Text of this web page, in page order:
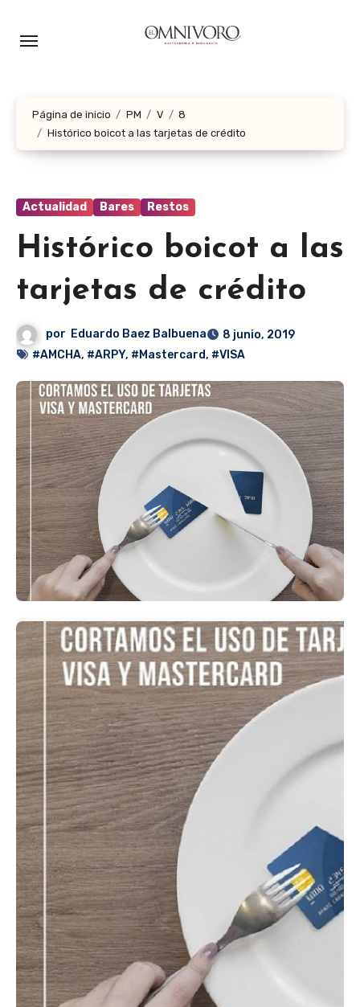
Página de inicio PM V
8
Histórico boicot a las tarjetas de crédito
Actualidad Bares Restos
Histórico boicot a las
tarjetas de crédito
por Eduardo Baez Balbuena
8 junio, 2019
#AMCHA, #ARPY, #Mastercard, #VISA